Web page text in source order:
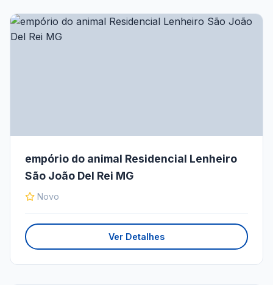
empório do animal Residencial Lenheiro
São João Del Rei MG
Novo
Ver Detalhes